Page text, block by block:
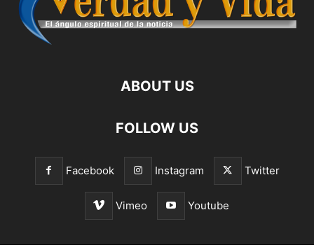
ABOUT US
FOLLOW US
Facebook Instagram Twitter
Vimeo Youtube